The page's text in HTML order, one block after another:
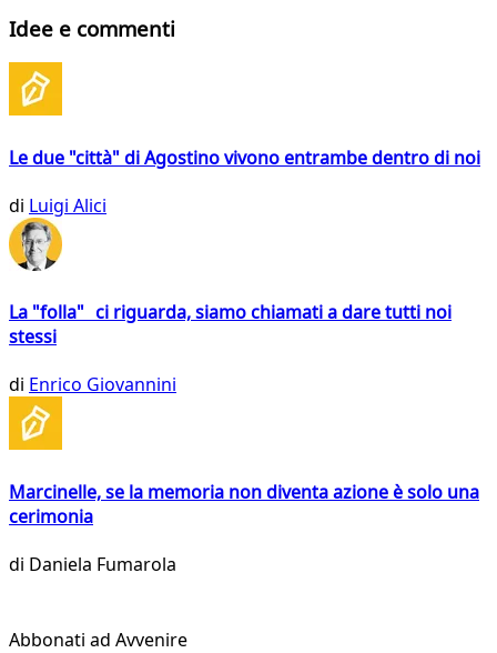
Idee e commenti
Le due "città" di Agostino vivono entrambe dentro di noi
di Luigi Alici
La "folla" ci riguarda, siamo chiamati a dare tutti noi
stessi
di Enrico Giovannini
Marcinelle, se la memoria non diventa azione è solo una
cerimonia
di Daniela Fumarola
Abbonati ad Avvenire